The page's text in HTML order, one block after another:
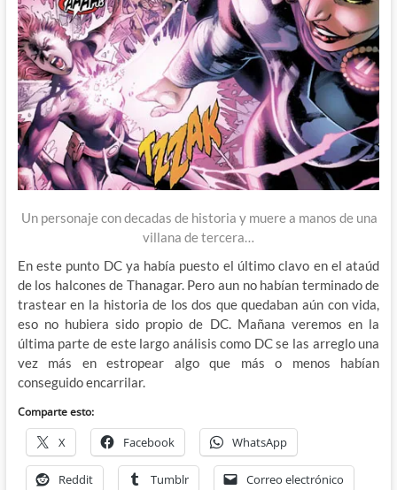
Un personaje con decadas de historia y muere a manos de una
villana de tercera…
En este punto DC ya había puesto el último clavo en el ataúd
de los halcones de Thanagar. Pero aun no habían terminado de
trastear en la historia de los dos que quedaban aún con vida,
eso no hubiera sido propio de DC. Mañana veremos en la
última parte de este largo análisis como DC se las arreglo una
vez más en estropear algo que más o menos habían
conseguido encarrilar.
Comparte esto:
X Facebook WhatsApp
Reddit Tumblr Correo electrónico